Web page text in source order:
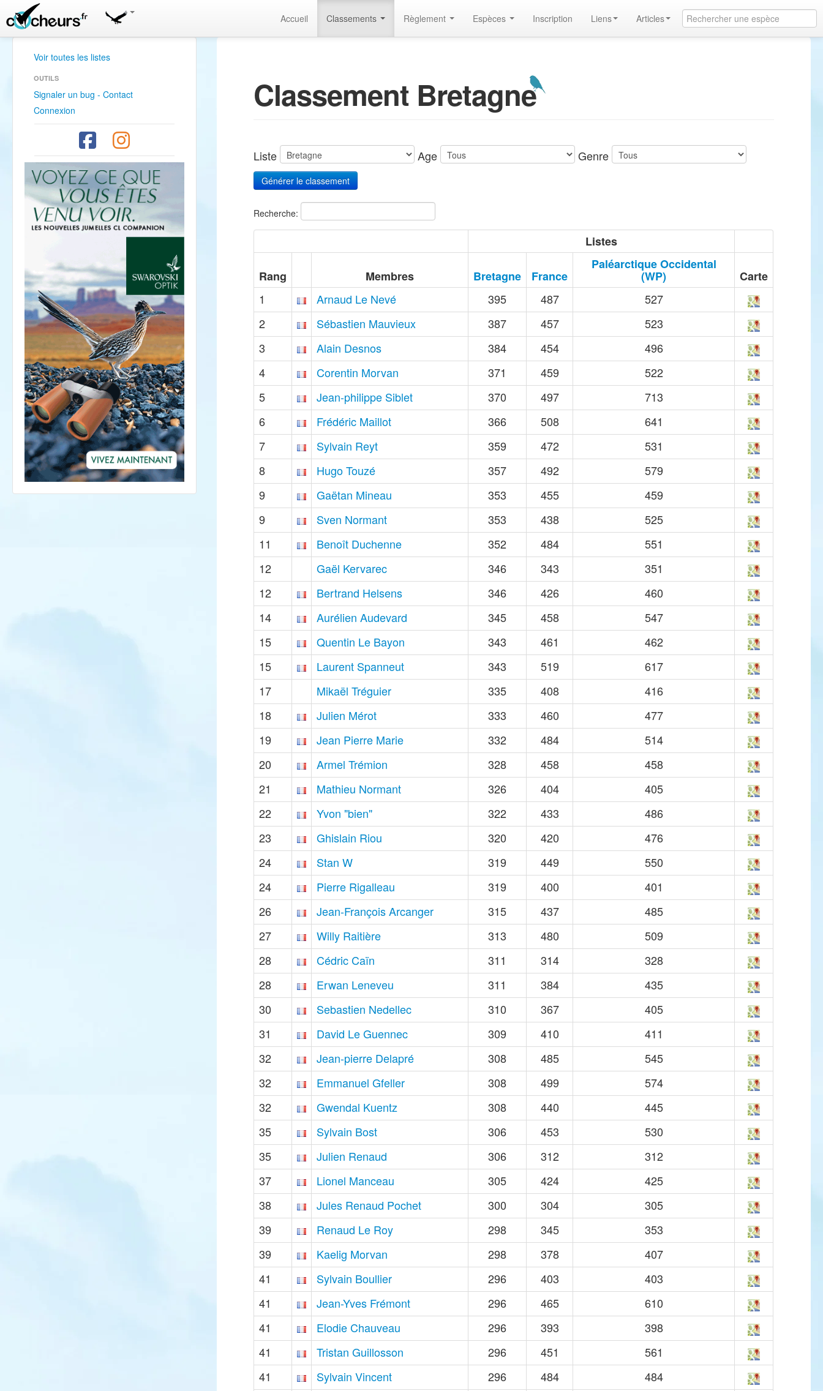
Accueil Classements Règlement Espèces Inscription Liens Articles
Voir toutes les listes
OUTILS
Signaler un bug - Contact
Connexion
Classement Bretagne
Liste Age Genre
Recherche:
Listes
Rang Membres Bretagne France
Paléarctique Occidental
(WP)
Carte
1
Arnaud Le Nevé 395 487
527
2
Sébastien Mauvieux 387 457
523
3
Alain Desnos 384 454
496
4
Corentin Morvan 371 459
522
5
Jean-philippe Siblet 370 497
713
6
Frédéric Maillot 366 508
641
7
Sylvain Reyt 359 472
531
8
Hugo Touzé 357 492
579
9
Gaëtan Mineau 353 455
459
9
Sven Normant 353 438
525
11
Benoît Duchenne 352 484
551
12
Gaël Kervarec 346 343
351
12
Bertrand Helsens 346 426
460
14
Aurélien Audevard 345 458
547
15
Quentin Le Bayon 343 461
462
15
Laurent Spanneut 343 519
617
17
Mikaël Tréguier 335 408
416
18
Julien Mérot 333 460
477
19
Jean Pierre Marie 332 484
514
20
Armel Trémion 328 458
458
21
Mathieu Normant 326 404
405
22
Yvon "bien" 322 433
486
23
Ghislain Riou 320 420
476
24
Stan W 319 449
550
24
Pierre Rigalleau 319 400
401
26
Jean-François Arcanger 315 437
485
27
Willy Raitière 313 480
509
28
Cédric Caïn 311 314
328
28
Erwan Leneveu 311 384
435
30
Sebastien Nedellec 310 367
405
31
David Le Guennec 309 410
411
32
Jean-pierre Delapré 308 485
545
32
Emmanuel Gfeller 308 499
574
32
Gwendal Kuentz 308 440
445
35
Sylvain Bost 306 453
530
35
Julien Renaud 306 312
312
37
Lionel Manceau 305 424
425
38
Jules Renaud Pochet 300 304
305
39
Renaud Le Roy 298 345
353
39
Kaelig Morvan 298 378
407
41
Sylvain Boullier 296 403
403
41
Jean-Yves Frémont 296 465
610
41
Elodie Chauveau 296 393
398
41
Tristan Guillosson 296 451
561
41
Sylvain Vincent 296 484
484